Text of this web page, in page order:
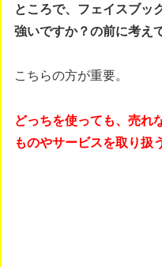
ところで、フェイスブッ
強いですか？の前に考え
こちらの方が重要。
どっちを使っても、売れ
ものやサービスを取り扱